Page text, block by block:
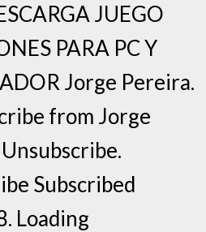
JUEGO
PARA PC Y
Jorge Pereira.
from Jorge
Subscribed
Loading